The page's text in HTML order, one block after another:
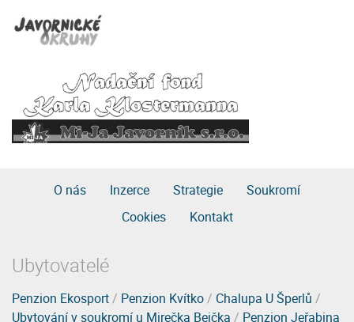
O nás Inzerce Strategie
Soukromí
Cookies
Kontakt
Ubytovatelé
Penzion Ekosport/ Penzion Kvítko/ Chalupa U Šperlů /
Ubytování v soukromí u Mirečka Bejčka / Penzion Jeřabina